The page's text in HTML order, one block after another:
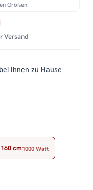
Versand
bei Ihnen zu Hause
Größen.
160 cm1000 Watt